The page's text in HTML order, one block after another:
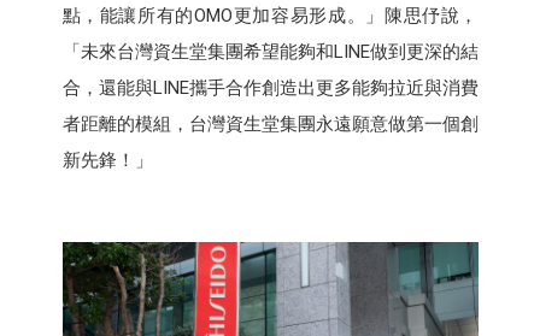
點，能讓所有的OMO更加容易形成。」陳思伃說，
「未來台灣資生堂集團希望能夠和LINE做到更深的結
合，還能與LINE攜手合作創造出更多能夠拉近與消費
者距離的模組，台灣資生堂集團永遠願意做第一個創
新先鋒！」